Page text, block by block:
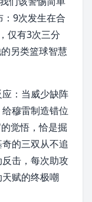
9次发生在合
仅有3次三分
另类篮球智慧
应 ：当威少缺阵
穆雷制造错位
觉悟，恰是掘
的三双从不追
击，每次助攻
赋的终极嘲